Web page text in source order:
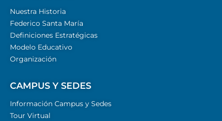
Nuestra Historia
Federico Santa María
Definiciones Estratégicas
Modelo Educativo
Organización
CAMPUS Y SEDES
Información Campus y Sedes
Tour Virtual